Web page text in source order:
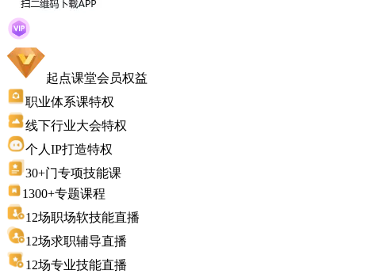
起点课堂会员权益
职业体系课特权
线下行业大会特权
个人IP打造特权
30+门专项技能课
1300+专题课程
12场职场软技能直播
12场求职辅导直播
12场专业技能直播